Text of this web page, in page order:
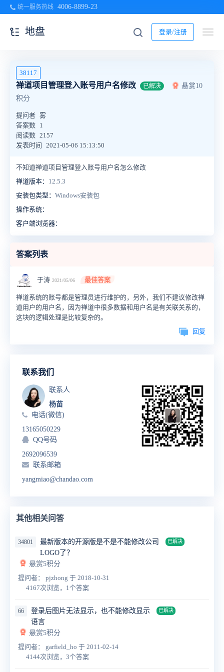
统一服务热线 4006-8899-23
登录/注册
地盘
38117
禅道项目管理登入账号用户名修改 已解决
悬赏10
积分
提问者 雾
答案数 1
阅读数 2157
发表时间
2021-05-06 15:13:50
不知道禅道项目管理登入账号用户名怎么修改
禅道版本： 12.5.3
安装包类型： Windows安装包
操作系统：
客户端浏览器：
答案列表
于涛 2021/05/06 最佳答案
禅道系统的账号都是管理员进行维护的，另外，我们不建议修改禅
道用户的用户名，因为禅道中很多数据和用户名是有关联关系的，
这块的逻辑处理是比较复杂的。
回复
联系我们
联系人
杨苗
电话(微信)
13165050229
QQ号码
2692096539
联系邮箱
yangmiao@chandao.com
其他相关问答
34801
最新版本的开源版是不是不能修改公司
LOGO了？
已解决
悬赏5积分
提问者： pjzhong 于 2018-10-31
4167次浏览，1个答案
66
登录后图片无法显示，也不能修改显示
语言
已解决
悬赏5积分
提问者： garfield_ho 于 2011-02-14
4144次浏览，3个答案